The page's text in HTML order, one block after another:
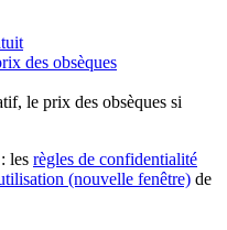
des obsèques
le prix des obsèques si
les règles de confidentialité
(nouvelle fenêtre) de